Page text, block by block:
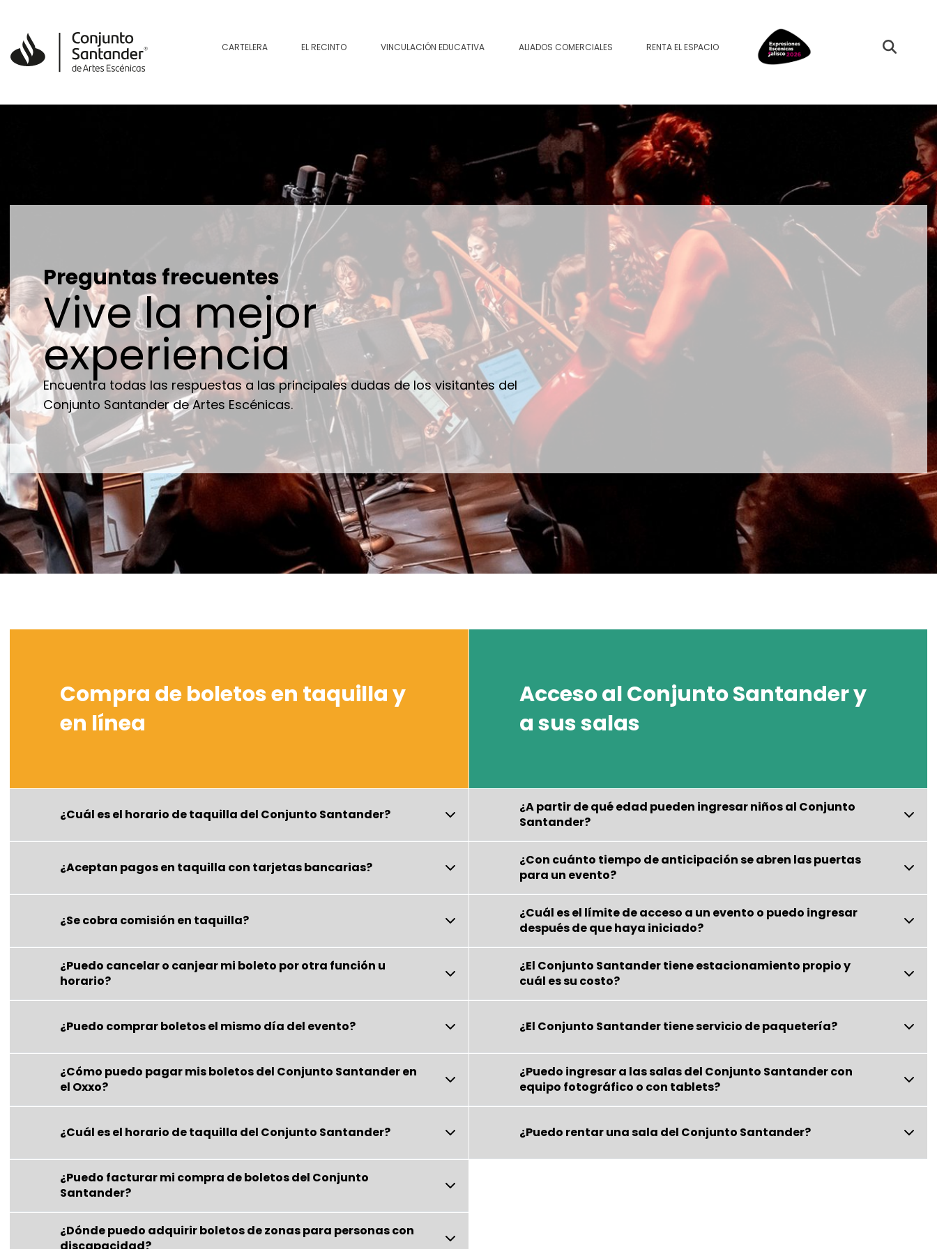
CARTELERA EL RECINTO VINCULACIÓN EDUCATIVA ALIADOS COMERCIALES RENTA EL ESPACIO
Preguntas frecuentes
Vive la mejor
experiencia
Encuentra todas las respuestas a las principales dudas de los visitantes del
Conjunto Santander de Artes Escénicas.
Compra de boletos en taquilla y
en línea
¿Cuál es el horario de taquilla del Conjunto Santander?
¿Aceptan pagos en taquilla con tarjetas bancarias?
¿Se cobra comisión en taquilla?
¿Puedo cancelar o canjear mi boleto por otra función u
horario?
¿Puedo comprar boletos el mismo día del evento?
¿Cómo puedo pagar mis boletos del Conjunto Santander en
el Oxxo?
¿Cuál es el horario de taquilla del Conjunto Santander?
¿Puedo facturar mi compra de boletos del Conjunto
Santander?
¿Dónde puedo adquirir boletos de zonas para personas con
Acceso al Conjunto Santander y
a sus salas
¿A partir de qué edad pueden ingresar niños al Conjunto
Santander?
¿Con cuánto tiempo de anticipación se abren las puertas
para un evento?
¿Cuál es el límite de acceso a un evento o puedo ingresar
después de que haya iniciado?
¿El Conjunto Santander tiene estacionamiento propio y
cuál es su costo?
¿El Conjunto Santander tiene servicio de paquetería?
¿Puedo ingresar a las salas del Conjunto Santander con
equipo fotográfico o con tablets?
¿Puedo rentar una sala del Conjunto Santander?